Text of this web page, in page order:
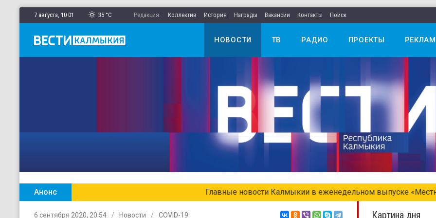
7 августа, 10 01 35 °C Редакция: Коллектив История Награды Вакансии Контакты Поиск
НОВОСТИ ТВ РАДИО ПРОЕКТЫ
Анонс Главные новости Калмыкии в еженедельном выпуске «Местное время. Воскресенье»
6 сентября 2020, 20:54 Новости COVID-19 Картина дня